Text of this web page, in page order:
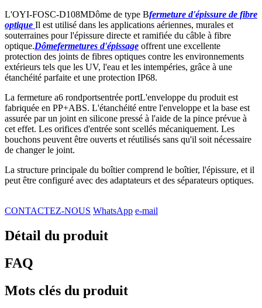
L'OYI-FOSC-D108MDôme de type Bfermeture d'épissure de fibre
optique Il est utilisé dans les applications aériennes, murales et
souterraines pour l'épissure directe et ramifiée du câble à fibre
optique.Dômefermetures d'épissage offrent une excellente
protection des joints de fibres optiques contre les environnements
extérieurs tels que les UV, l'eau et les intempéries, grâce à une
étanchéité parfaite et une protection IP68.
La fermeture a6 rondportsentrée portL'enveloppe du produit est
fabriquée en PP+ABS. L'étanchéité entre l'enveloppe et la base est
assurée par un joint en silicone pressé à l'aide de la pince prévue à
cet effet. Les orifices d'entrée sont scellés mécaniquement. Les
bouchons peuvent être ouverts et réutilisés sans qu'il soit nécessaire
de changer le joint.
La structure principale du boîtier comprend le boîtier, l'épissure, et il
peut être configuré avec des adaptateurs et des séparateurs optiques.
CONTACTEZ-NOUS WhatsApp e-mail
Détail du produit
FAQ
Mots clés du produit